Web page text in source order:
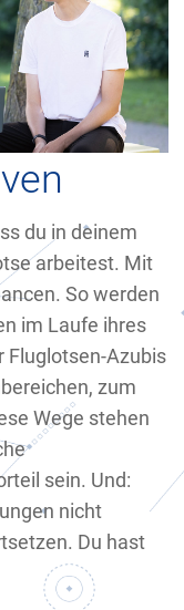
du in deinem
arbeitest. Mit
So werden
im Laufe ihres
Fluglotsen-Azubis
zum
Wege stehen
sein. Und:
nicht
Du hast